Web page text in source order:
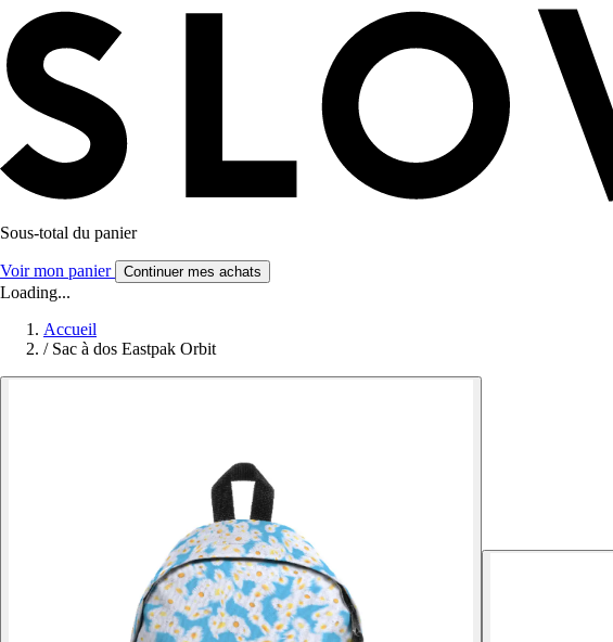
Sous-total du panier
Voir mon panier Continuer mes achats
Loading...
Accueil
/ Sac à dos Eastpak Orbit